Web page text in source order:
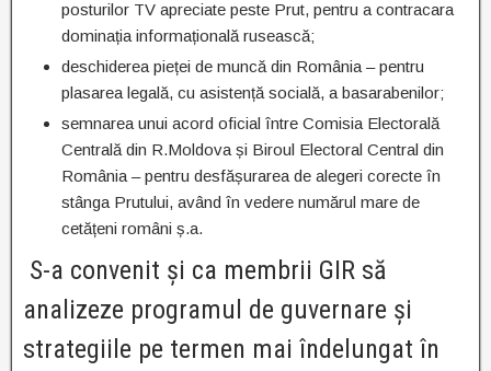
posturilor TV apreciate peste Prut, pentru a contracara
dominația informațională rusească;
deschiderea pieței de muncă din România – pentru
plasarea legală, cu asistență socială, a basarabenilor;
semnarea unui acord oficial între Comisia Electorală
Centrală din R.Moldova și Biroul Electoral Central din
România – pentru desfășurarea de alegeri corecte în
stânga Prutului, având în vedere numărul mare de
cetățeni români ș.a.
S-a convenit și ca membrii GIR să
analizeze programul de guvernare și
strategiile pe termen mai îndelungat în